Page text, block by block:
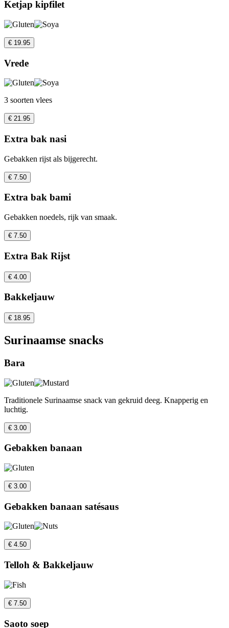
Ketjap kipfilet
€ 19.95
Vrede
3 soorten vlees
€ 21.95
Extra bak nasi
Gebakken rijst als bijgerecht.
€ 7.50
Extra bak bami
Gebakken noedels, rijk van smaak.
€ 7.50
Extra Bak Rijst
€ 4.00
Bakkeljauw
€ 18.95
Surinaamse snacks
Bara
Traditionele Surinaamse snack van gekruid deeg. Knapperig en
luchtig.
€ 3.00
Gebakken banaan
€ 3.00
Gebakken banaan satésaus
€ 4.50
Telloh & Bakkeljauw
€ 7.50
Saoto soep